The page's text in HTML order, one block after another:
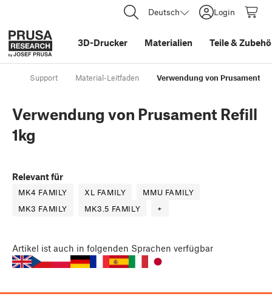
Deutsch Login
3D-Drucker Materialien Teile&
Support Material-Leitfaden Verwendung von Prusament
Verwendung von Prusament Refill
1kg
Relevant für
MK4 FAMILY XL FAMILY
MMU FAMILY
MK3 FAMILY
MK3.5 FAMILY +
Artikel ist auch in folgenden Sprachen verfügbar